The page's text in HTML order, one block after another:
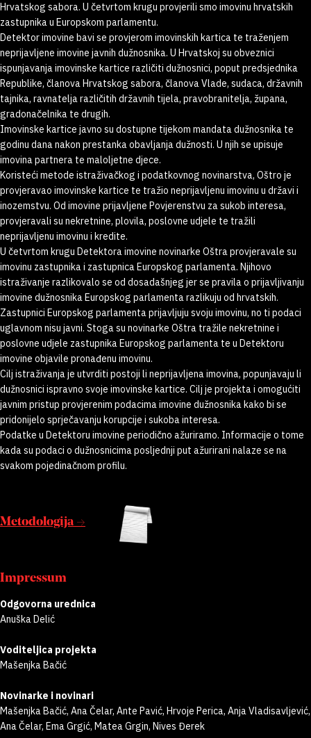
Hrvatskog sabora. U četvrtom krugu provjerili smo imovinu hrvatskih
zastupnika u Europskom parlamentu.
Detektor imovine bavi se provjerom imovinskih kartica te traženjem
neprijavljene imovine javnih dužnosnika. U Hrvatskoj su obveznici
ispunjavanja imovinske kartice različiti dužnosnici, poput predsjednika
Republike, članova Hrvatskog sabora, članova Vlade, sudaca, državnih
tajnika, ravnatelja različitih državnih tijela, pravobranitelja, župana,
gradonačelnika te drugih.
Imovinske kartice javno su dostupne tijekom mandata dužnosnika te
godinu dana nakon prestanka obavljanja dužnosti. U njih se upisuje
imovina partnera te maloljetne djece.
Koristeći metode istraživačkog i podatkovnog novinarstva, Oštro je
provjeravao imovinske kartice te tražio neprijavljenu imovinu u državi i
inozemstvu. Od imovine prijavljene Povjerenstvu za sukob interesa,
provjeravali su nekretnine, plovila, poslovne udjele te tražili
neprijavljenu imovinu i kredite.
U četvrtom krugu Detektora imovine novinarke Oštra provjeravale su
imovinu zastupnika i zastupnica Europskog parlamenta. Njihovo
istraživanje razlikovalo se od dosadašnjeg jer se pravila o prijavljivanju
imovine dužnosnika Europskog parlamenta razlikuju od hrvatskih.
Zastupnici Europskog parlamenta prijavljuju svoju imovinu, no ti podaci
uglavnom nisu javni. Stoga su novinarke Oštra tražile nekretnine i
poslovne udjele zastupnika Europskog parlamenta te u Detektoru
imovine objavile pronađenu imovinu.
Cilj istraživanja je utvrditi postoji li neprijavljena imovina, popunjavaju li
dužnosnici ispravno svoje imovinske kartice. Cilj je projekta i omogućiti
javnim pristup provjerenim podacima imovine dužnosnika kako bi se
pridonijelo sprječavanju korupcije i sukoba interesa.
Podatke u Detektoru imovine periodično ažuriramo. Informacije o tome
kada su podaci o dužnosnicima posljednji put ažurirani nalaze se na
svakom pojedinačnom profilu.
Metodologija →
Impressum
Odgovorna urednica
Anuška Delić
Voditeljica projekta
Mašenjka Bačić
Novinarke i novinari
Mašenjka Bačić, Ana Čelar, Ante Pavić, Hrvoje Perica, Anja Vladisavljević,
Ana Čelar, Ema Grgić, Matea Grgin, Nives Đerek